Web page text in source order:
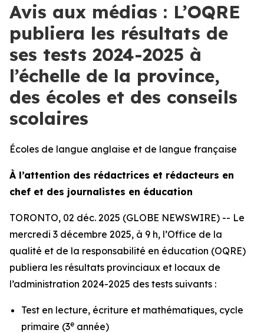
Avis aux médias : L’OQRE
publiera les résultats de
ses tests 2024-2025 à
l’échelle de la province,
des écoles et des conseils
scolaires
Écoles de langue anglaise et de langue française
À l’attention des rédactrices et rédacteurs en
chef et des journalistes en éducation
TORONTO, 02 déc. 2025 (GLOBE NEWSWIRE) -- Le
mercredi 3 décembre 2025, à 9 h, l’Office de la
qualité et de la responsabilité en éducation (OQRE)
publiera les résultats provinciaux et locaux de
l’administration 2024-2025 des tests suivants :
Test en lecture, écriture et mathématiques, cycle
primaire (3e année)